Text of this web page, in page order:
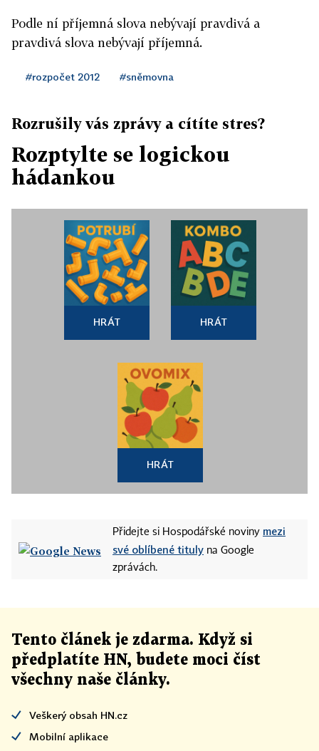
Podle ní příjemná slova nebývají pravdivá a
pravdivá slova nebývají příjemná.
#rozpočet 2012 #sněmovna
Rozrušily vás zprávy a cítíte stres?
Rozptylte se logickou
hádankou
HRÁT HRÁT
HRÁT
Přidejte si Hospodářské noviny mezi
své oblíbené tituly na Google
zprávách.
Tento článek je zdarma. Když si
předplatíte HN, budete moci číst
všechny naše články.
Veškerý obsah HN.cz
Mobilní aplikace